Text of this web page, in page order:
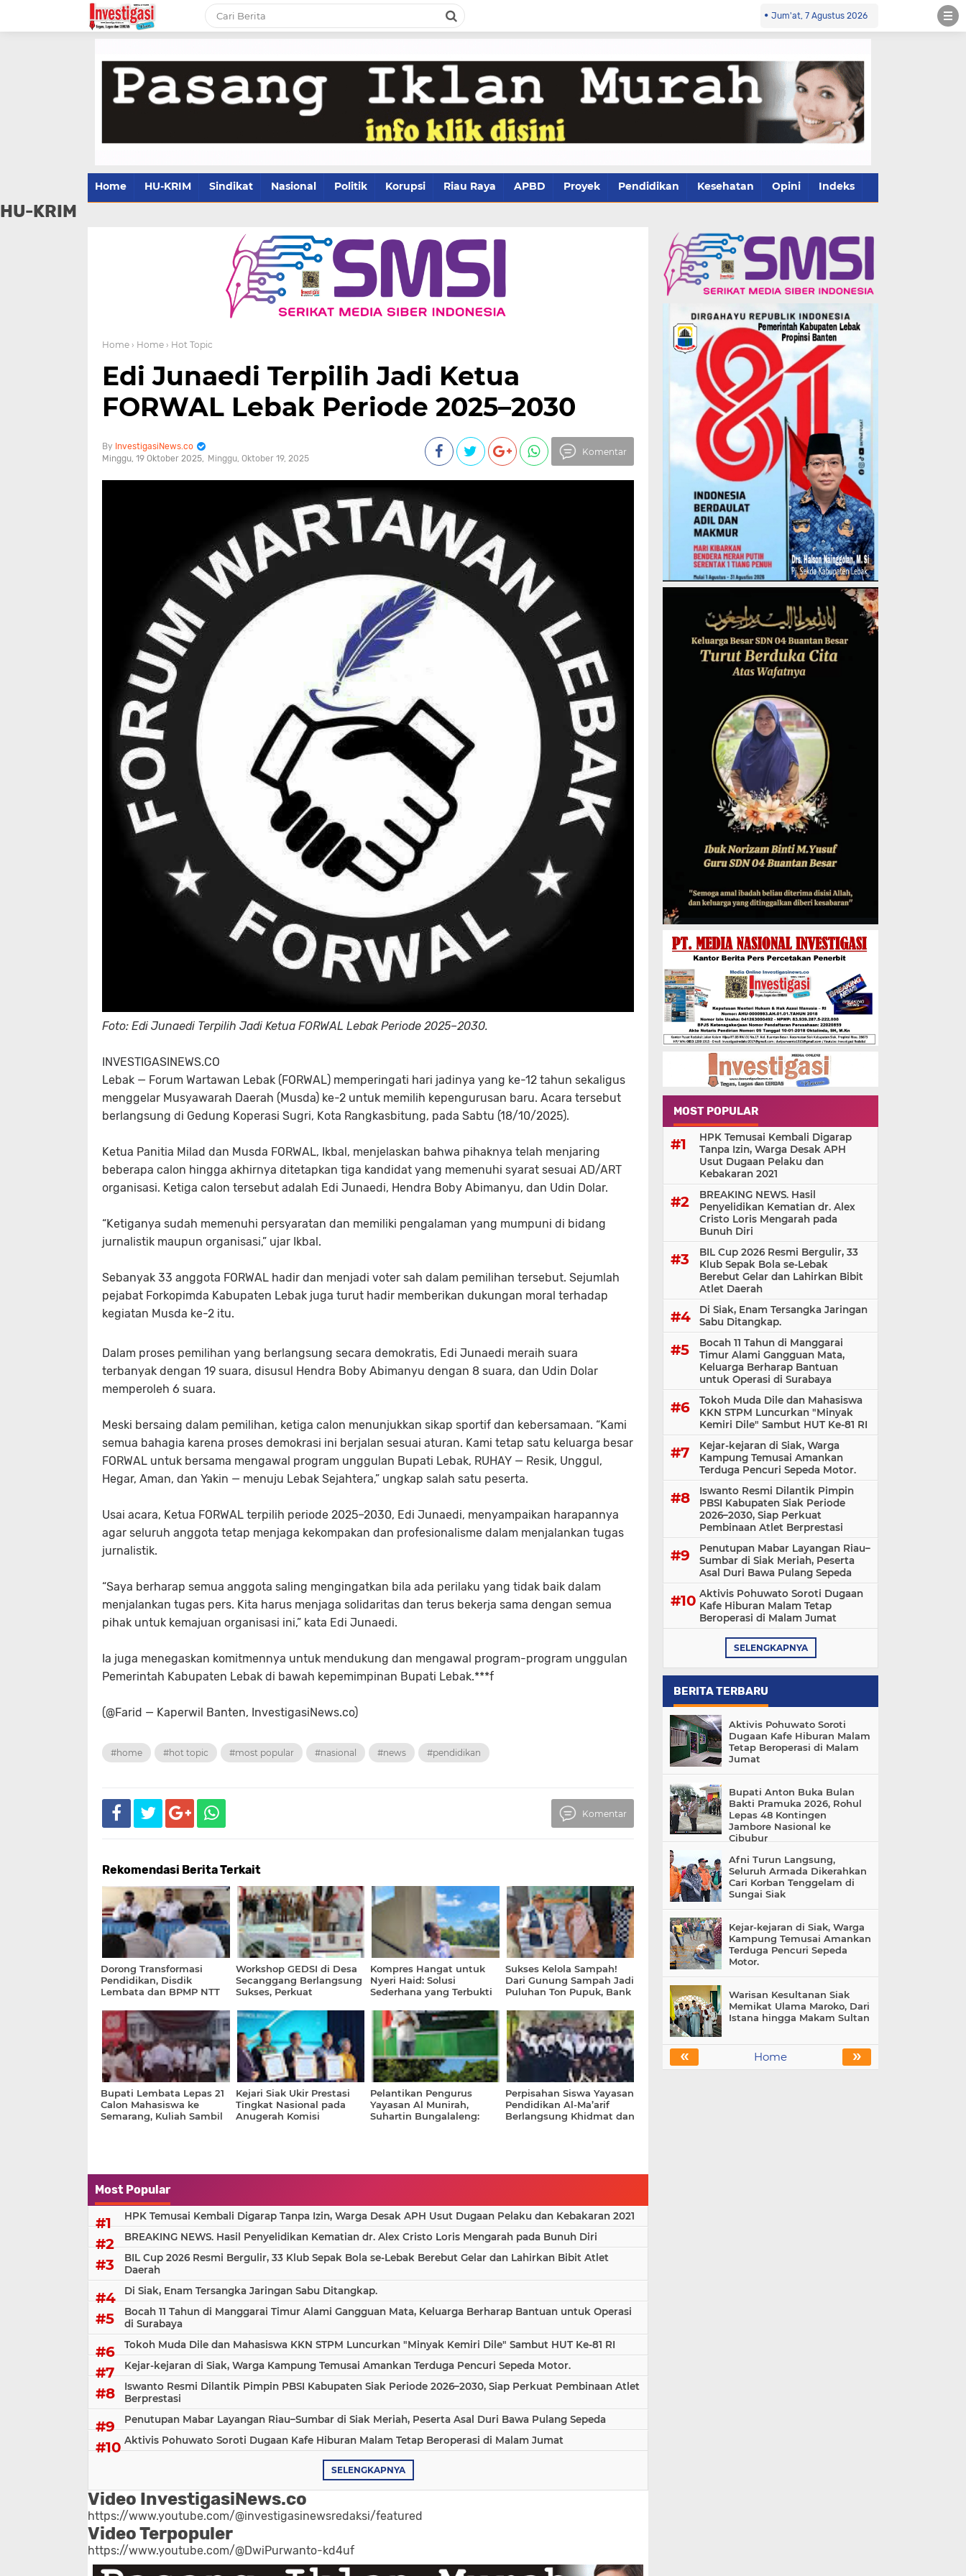
Jum'at, 7 Agustus 2026
Home HU-KRIM Sindikat Nasional Politik Korupsi Riau Raya APBD Proyek Pendidikan Kesehatan Opini Indeks
HU-KRIM
Home › Home › Hot Topic
Edi Junaedi Terpilih Jadi Ketua
FORWAL Lebak Periode 2025–2030
InvestigasiNews.co
Minggu, 19 Oktober 2025
Minggu, Oktober 19, 2025
Komentar
Foto: Edi Junaedi Terpilih Jadi Ketua FORWAL Lebak Periode 2025–2030.
INVESTIGASINEWS.CO
Lebak — Forum Wartawan Lebak (FORWAL) memperingati hari jadinya yang ke-12 tahun sekaligus
menggelar Musyawarah Daerah (Musda) ke-2 untuk memilih kepengurusan baru. Acara tersebut
berlangsung di Gedung Koperasi Sugri, Kota Rangkasbitung, pada Sabtu (18/10/2025).
Ketua Panitia Milad dan Musda FORWAL, Ikbal , menjelaskan bahwa pihaknya telah menjaring
beberapa calon hingga akhirnya ditetapkan tiga kandidat yang memenuhi syarat sesuai AD/ART
organisasi. Ketiga calon tersebut adalah Edi Junaedi, Hendra Boby Abimanyu, dan Udin Dolar.
“Ketiganya sudah memenuhi persyaratan dan memiliki pengalaman yang mumpuni di bidang
jurnalistik maupun organisasi,” ujar Ikbal.
Sebanyak 33 anggota FORWAL hadir dan menjadi voter sah dalam pemilihan tersebut. Sejumlah
pejabat Forkopimda Kabupaten Lebak juga turut hadir memberikan dukungan moral terhadap
kegiatan Musda ke-2 itu.
Dalam proses pemilihan yang berlangsung secara demokratis, Edi Junaedi meraih suara
terbanyak dengan 19 suara, disusul Hendra Boby Abimanyu dengan 8 suara, dan Udin Dolar
memperoleh 6 suara.
Meski bersaing dalam pemilihan, ketiga calon menunjukkan sikap sportif dan kebersamaan. “Kami
semua bahagia karena proses demokrasi ini berjalan sesuai aturan. Kami tetap satu keluarga besar
FORWAL untuk bersama mengawal program unggulan Bupati Lebak, RUHAY — Resik, Unggul,
Hegar, Aman, dan Yakin — menuju Lebak Sejahtera,” ungkap salah satu peserta.
Usai acara, Ketua FORWAL terpilih periode 2025–2030, Edi Junaedi, menyampaikan harapannya
agar seluruh anggota tetap menjaga kekompakan dan profesionalisme dalam menjalankan tugas
jurnalistik.
“Saya berharap semua anggota saling mengingatkan bila ada perilaku yang tidak baik dalam
menjalankan tugas pers. Kita harus menjaga solidaritas dan terus bekerja sama dengan semua
pihak untuk kemajuan organisasi ini,” kata Edi Junaedi.
Ia juga menegaskan komitmennya untuk mendukung dan mengawal program-program unggulan
Pemerintah Kabupaten Lebak di bawah kepemimpinan Bupati Lebak.***f
(@Farid — Kaperwil Banten, InvestigasiNews.co)
#home #hot topic #most popular #nasional #news #pendidikan
Komentar
Rekomendasi Berita Terkait
Dorong Transformasi
Pendidikan, Disdik
Lembata dan BPMP NTT
Digitalisasi Pembelajaran
Workshop GEDSI di Desa
Secanggang Berlangsung
Sukses, Perkuat
Inklusif
Kompres Hangat untuk
Nyeri Haid: Solusi
Sederhana yang Terbukti
Sering Diabaikan
Sukses Kelola Sampah!
Dari Gunung Sampah Jadi
Puluhan Ton Pupuk, Bank
Siak Siap Kembangkan
Produksi
Bupati Lembata Lepas 21
Calon Mahasiswa ke
Semarang, Kuliah Sambil
Kejari Siak Ukir Prestasi
Tingkat Nasional pada
Anugerah Komisi
Pelantikan Pengurus
Yayasan Al Munirah,
Suhartin Bungalaleng:
Perpisahan Siswa Yayasan
Pendidikan Al-Ma’arif
Berlangsung Khidmat dan
Most Popular
HPK Temusai Kembali Digarap Tanpa Izin, Warga Desak APH Usut Dugaan Pelaku dan Kebakaran 2021
BREAKING NEWS. Hasil Penyelidikan Kematian dr. Alex Cristo Loris Mengarah pada Bunuh Diri
BIL Cup 2026 Resmi Bergulir, 33 Klub Sepak Bola se-Lebak Berebut Gelar dan Lahirkan Bibit Atlet
Daerah
Di Siak, Enam Tersangka Jaringan Sabu Ditangkap.
Bocah 11 Tahun di Manggarai Timur Alami Gangguan Mata, Keluarga Berharap Bantuan untuk Operasi
di Surabaya
Tokoh Muda Dile dan Mahasiswa KKN STPM Luncurkan "Minyak Kemiri Dile" Sambut HUT Ke-81 RI
Kejar-kejaran di Siak, Warga Kampung Temusai Amankan Terduga Pencuri Sepeda Motor.
Iswanto Resmi Dilantik Pimpin PBSI Kabupaten Siak Periode 2026–2030, Siap Perkuat Pembinaan Atlet
Berprestasi
Penutupan Mabar Layangan Riau–Sumbar di Siak Meriah, Peserta Asal Duri Bawa Pulang Sepeda
Aktivis Pohuwato Soroti Dugaan Kafe Hiburan Malam Tetap Beroperasi di Malam Jumat
SELENGKAPNYA
Video InvestigasiNews.co
https://www.youtube.com/@investigasinewsredaksi/featured
Video Terpopuler
https://www.youtube.com/@DwiPurwanto-kd4uf
MOST POPULAR
HPK Temusai Kembali Digarap
Tanpa Izin, Warga Desak APH
Usut Dugaan Pelaku dan
Kebakaran 2021
BREAKING NEWS. Hasil
Penyelidikan Kematian dr. Alex
Cristo Loris Mengarah pada
Bunuh Diri
BIL Cup 2026 Resmi Bergulir, 33
Klub Sepak Bola se-Lebak
Berebut Gelar dan Lahirkan Bibit
Atlet Daerah
Di Siak, Enam Tersangka Jaringan
Sabu Ditangkap.
Bocah 11 Tahun di Manggarai
Timur Alami Gangguan Mata,
Keluarga Berharap Bantuan
untuk Operasi di Surabaya
Tokoh Muda Dile dan Mahasiswa
KKN STPM Luncurkan "Minyak
Kemiri Dile" Sambut HUT Ke-81 RI
Kejar-kejaran di Siak, Warga
Kampung Temusai Amankan
Terduga Pencuri Sepeda Motor.
Iswanto Resmi Dilantik Pimpin
PBSI Kabupaten Siak Periode
2026–2030, Siap Perkuat
Pembinaan Atlet Berprestasi
Penutupan Mabar Layangan Riau–
Sumbar di Siak Meriah, Peserta
Asal Duri Bawa Pulang Sepeda
Aktivis Pohuwato Soroti Dugaan
Kafe Hiburan Malam Tetap
Beroperasi di Malam Jumat
SELENGKAPNYA
BERITA TERBARU
Aktivis Pohuwato Soroti
Dugaan Kafe Hiburan Malam
Tetap Beroperasi di Malam
Jumat
Bupati Anton Buka Bulan
Bakti Pramuka 2026, Rohul
Lepas 48 Kontingen
Jambore Nasional ke
Cibubur
Afni Turun Langsung,
Seluruh Armada Dikerahkan
Cari Korban Tenggelam di
Sungai Siak
Kejar-kejaran di Siak, Warga
Kampung Temusai Amankan
Terduga Pencuri Sepeda
Motor.
Warisan Kesultanan Siak
Memikat Ulama Maroko, Dari
Istana hingga Makam Sultan
« »
Home